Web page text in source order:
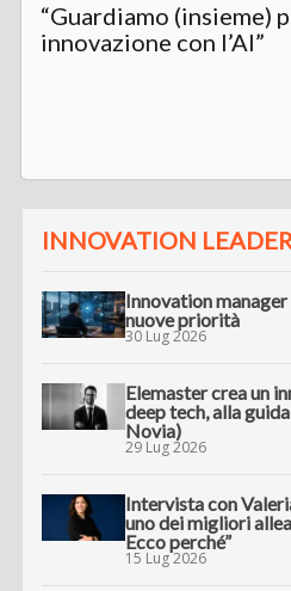
“Guardiamo (insieme)
innovazione con l’AI”
INNOVATION LEADER
Innovation manager
nuove priorità
30 Lug 2026
Elemaster crea un
deep tech, alla
Novia)
29 Lug 2026
Intervista con
uno dei migliori
Ecco perché”
15 Lug 2026